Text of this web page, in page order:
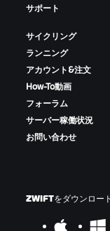
サポート
サイクリング
ランニング
アカウント&注文
How-To動画
フォーラム
サーバー稼働状況
お問い合わせ
ZWIFTをダウンロー